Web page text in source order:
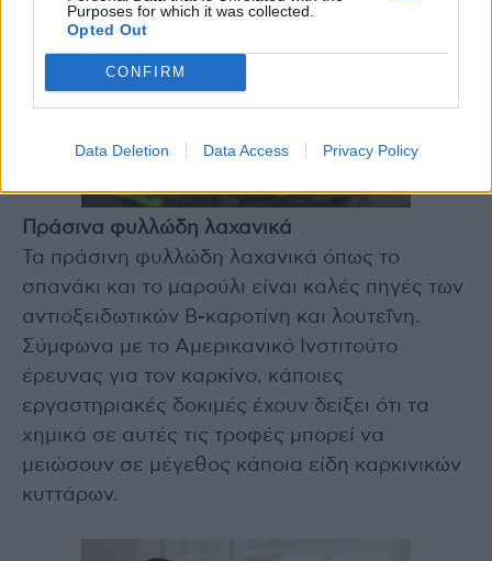
Purposes for which it was collected.
Opted Out
CONFIRM
Data Deletion Data Access Privacy Policy
Πράσινα φυλλώδη λαχανικά
Τα πράσινη φυλλώδη λαχανικά όπως το
σπανάκι και το μαρούλι είναι καλές πηγές των
αντιοξειδωτικών Β-καροτίνη και λουτεΐνη.
Σύμφωνα με το Αμερικανικό Ινστιτούτο
έρευνας για τον καρκίνο, κάποιες
εργαστηριακές δοκιμές έχουν δείξει ότι τα
χημικά σε αυτές τις τροφές μπορεί να
μειώσουν σε μέγεθος κάποια είδη καρκινικών
κυττάρων.